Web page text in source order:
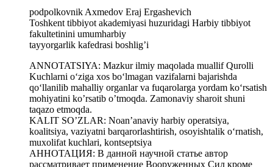
podpolkovnik Axmedov Eraj Ergashevich
Toshkent tibbiyot akademiyasi huzuridagi Harbiy tibbiyot
fakultetinini umumharbiy
tayyorgarlik kafedrasi boshlig’i
ANNOTATSIYA: Mazkur ilmiy maqolada muallif Qurolli
Kuchlarni o‘ziga xos bo‘lmagan vazifalarni bajarishda
qo‘llanilib mahalliy organlar va fuqarolarga yordam ko‘rsatish
mohiyatini ko’rsatib o’tmoqda. Zamonaviy sharoit shuni
taqazo etmoqda.
KALIT SO’ZLAR: Noan’anaviy harbiy operatsiya,
koalitsiya, vaziyatni barqarorlashtirish, osoyishtalik o‘rnatish,
muxolifat kuchlari, kontseptsiya
АННОТАЦИЯ: В данной научной статье автор
рассматривает применение Вооруженных Сил кроме